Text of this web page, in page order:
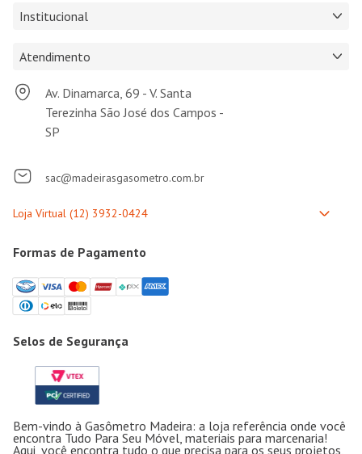
Institucional
Atendimento
Av. Dinamarca, 69 - V. Santa
Terezinha São José dos Campos -
SP
sac@madeirasgasometro.com.br
Formas de Pagamento
Selos de Segurança
Bem-vindo à Gasômetro Madeira: a loja referência onde você
encontra Tudo Para Seu Móvel, materiais para marcenaria!
Aqui, você encontra tudo o que precisa para os seus projetos,